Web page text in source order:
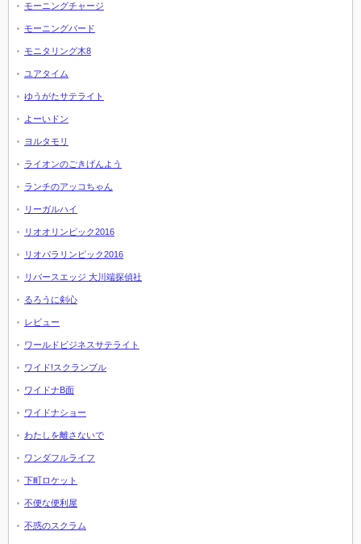
モーニングチャージ
モーニングバード
モニタリング木8
ユアタイム
ゆうがたサテライト
よーいドン
ヨルタモリ
ライオンのごきげんよう
ランチのアッコちゃん
リーガルハイ
リオオリンピック2016
リオパラリンピック2016
リバースエッジ 大川端探偵社
るろうに剣心
レビュー
ワールドビジネスサテライト
ワイド!スクランブル
ワイドナB面
ワイドナショー
わたしを離さないで
ワンダフルライフ
下町ロケット
不便な便利屋
不惑のスクラム